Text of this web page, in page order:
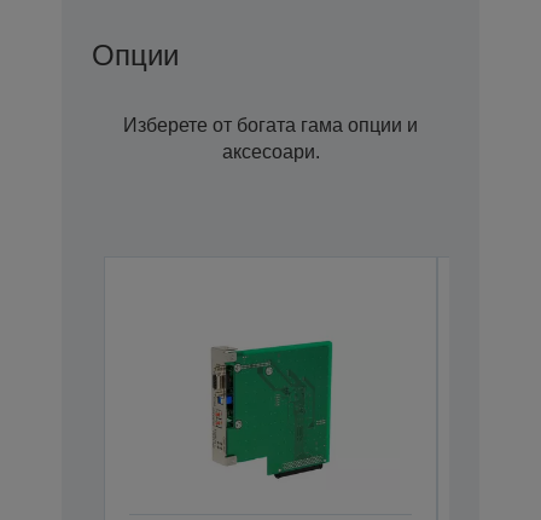
Опции
Изберете от богата гама опции и
аксесоари.